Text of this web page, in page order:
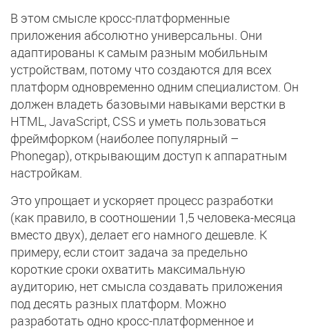
В этом смысле кросс-платформенные
приложения абсолютно универсальны. Они
адаптированы к самым разным мобильным
устройствам, потому что создаются для всех
платформ одновременно одним специалистом. Он
должен владеть базовыми навыками верстки в
HTML, JavaScript, CSS и уметь пользоваться
фреймфорком (наиболее популярный –
Phonegap), открывающим доступ к аппаратным
настройкам.
Это упрощает и ускоряет процесс разработки
(как правило, в соотношении 1,5 человека-месяца
вместо двух), делает его намного дешевле. К
примеру, если стоит задача за предельно
короткие сроки охватить максимальную
аудиторию, нет смысла создавать приложения
под десять разных платформ. Можно
разработать одно кросс-платформенное и